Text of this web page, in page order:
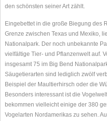
den schönsten seiner Art zählt.
Eingebettet in die große Biegung des
Grenze zwischen Texas und Mexiko,
Nationalpark. Der noch unbekannte
vielfältige Tier- und Pflanzenwelt auf.
insgesamt 75 im Big Bend
Säugetierarten sind lediglich zwölf
Beispiel der Maultierhirsch oder die
Besonders interessant ist die
bekommen vielleicht einige der 380
Vogelarten Nordamerikas zu sehen.